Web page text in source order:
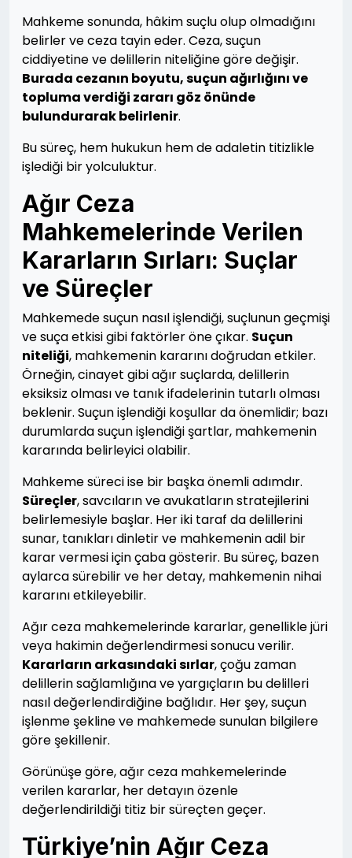
Mahkeme sonunda, hâkim suçlu olup olmadığını
belirler ve ceza tayin eder. Ceza, suçun
ciddiyetine ve delillerin niteliğine göre değişir.
Burada cezanın boyutu, suçun ağırlığını ve
topluma verdiği zararı göz önünde
bulundurarak belirlenir.
Bu süreç, hem hukukun hem de adaletin titizlikle
işlediği bir yolculuktur.
Ağır Ceza
Mahkemelerinde Verilen
Kararların Sırları: Suçlar
ve Süreçler
Mahkemede suçun nasıl işlendiği, suçlunun geçmişi
ve suça etkisi gibi faktörler öne çıkar. Suçun
niteliği, mahkemenin kararını doğrudan etkiler.
Örneğin, cinayet gibi ağır suçlarda, delillerin
eksiksiz olması ve tanık ifadelerinin tutarlı olması
beklenir. Suçun işlendiği koşullar da önemlidir; bazı
durumlarda suçun işlendiği şartlar, mahkemenin
kararında belirleyici olabilir.
Mahkeme süreci ise bir başka önemli adımdır.
Süreçler, savcıların ve avukatların stratejilerini
belirlemesiyle başlar. Her iki taraf da delillerini
sunar, tanıkları dinletir ve mahkemenin adil bir
karar vermesi için çaba gösterir. Bu süreç, bazen
aylarca sürebilir ve her detay, mahkemenin nihai
kararını etkileyebilir.
Ağır ceza mahkemelerinde kararlar, genellikle jüri
veya hakimin değerlendirmesi sonucu verilir.
Kararların arkasındaki sırlar, çoğu zaman
delillerin sağlamlığına ve yargıçların bu delilleri
nasıl değerlendirdiğine bağlıdır. Her şey, suçun
işlenme şekline ve mahkemede sunulan bilgilere
göre şekillenir.
Görünüşe göre, ağır ceza mahkemelerinde
verilen kararlar, her detayın özenle
değerlendirildiği titiz bir süreçten geçer.
Türkiye’nin Ağır Ceza